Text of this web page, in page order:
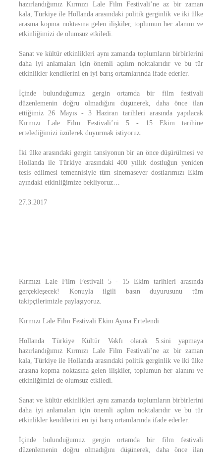
hazırlandığımız Kırmızı Lale Film Festivali’ne az bir zaman
kala, Türkiye ile Hollanda arasındaki politik gerginlik ve iki ülke
arasına kopma noktasına gelen ilişkiler, toplumun her alanını ve
etkinliğimizi de olumsuz etkiledi.
Sanat ve kültür etkinlikleri aynı zamanda toplumların birbirlerini
daha iyi anlamaları için önemli açılım noktalarıdır ve bu tür
etkinlikler kendilerini en iyi barış ortamlarında ifade ederler.
İçinde bulunduğumuz gergin ortamda bir film festivali
düzenlemenin doğru olmadığını düşünerek, daha önce ilan
ettiğimiz 26 Mayıs - 3 Haziran tarihleri arasında yapılacak
Kırmızı Lale Film Festivali’ni 5 - 15 Ekim tarihine
ertelediğimizi üzülerek duyurmak istiyoruz.
İki ülke arasındaki gergin tansiyonun bir an önce düşürülmesi ve
Hollanda ile Türkiye arasındaki 400 yıllık dostluğun yeniden
tesis edilmesi temennisiyle tüm sinemasever dostlarımızı Ekim
ayındaki etkinliğimize bekliyoruz…
27.3.2017
Kırmızı Lale Film Festivali 5 - 15 Ekim tarihleri arasında
gerçekleşecek! Konuyla ilgili basın duyurusunu tüm
takipçilerimizle paylaşıyoruz.
Kırmızı Lale Film Festivali Ekim Ayına Ertelendi
Hollanda Türkiye Kültür Vakfı olarak 5.sini yapmaya
hazırlandığımız Kırmızı Lale Film Festivali’ne az bir zaman
kala, Türkiye ile Hollanda arasındaki politik gerginlik ve iki ülke
arasına kopma noktasına gelen ilişkiler, toplumun her alanını ve
etkinliğimizi de olumsuz etkiledi.
Sanat ve kültür etkinlikleri aynı zamanda toplumların birbirlerini
daha iyi anlamaları için önemli açılım noktalarıdır ve bu tür
etkinlikler kendilerini en iyi barış ortamlarında ifade ederler.
İçinde bulunduğumuz gergin ortamda bir film festivali
düzenlemenin doğru olmadığını düşünerek, daha önce ilan